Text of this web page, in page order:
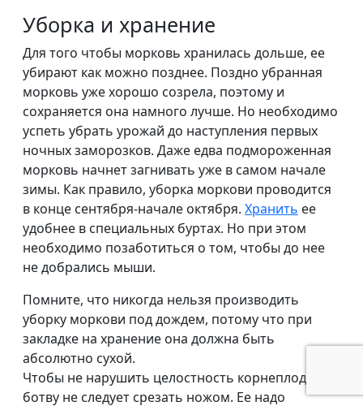
Уборка и хранение
Для того чтобы морковь хранилась дольше, ее
убирают как можно позднее. Поздно убранная
морковь уже хорошо созрела, поэтому и
сохраняется она намного лучше. Но необходимо
успеть убрать урожай до наступления первых
ночных заморозков. Даже едва подмороженная
морковь начнет загнивать уже в самом начале
зимы. Как правило, уборка моркови проводится
в конце сентября-начале октября. Хранить ее
удобнее в специальных буртах. Но при этом
необходимо позаботиться о том, чтобы до нее
не добрались мыши.
Помните, что никогда нельзя производить
уборку моркови под дождем, потому что при
закладке на хранение она должна быть
абсолютно сухой.
Чтобы не нарушить целостность корнеплода,
ботву не следует срезать ножом. Ее надо